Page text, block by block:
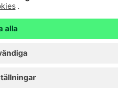
Signaturtjänst
Alternativa investeringar
Uppdatera dina uppgifter